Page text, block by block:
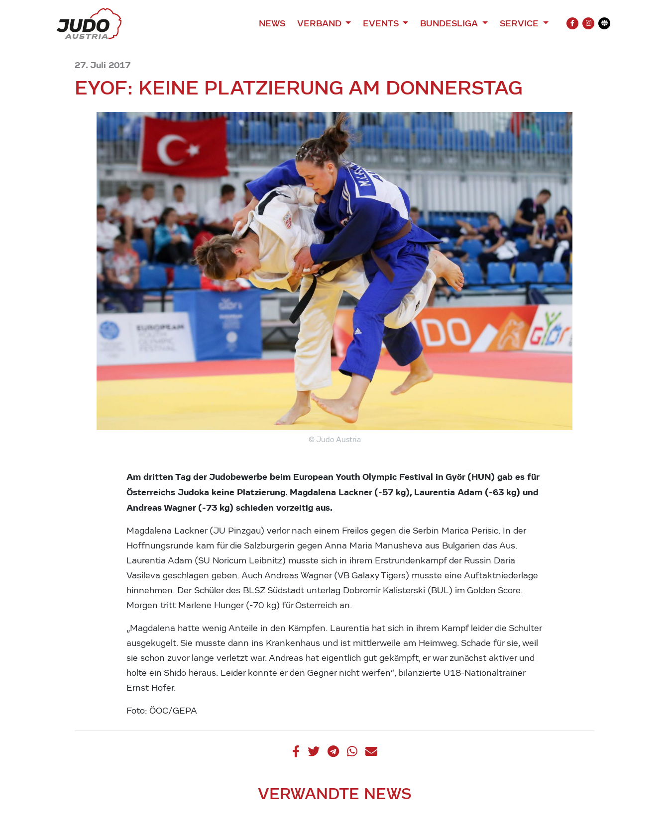
NEWS VERBAND EVENTS BUNDESLIGA SERVICE
FACEBOOK
INSTAGRAM
Übersetzung
27. Juli 2017
EYOF: KEINE PLATZIERUNG AM DONNERSTAG
© Judo Austria
Am dritten Tag der Judobewerbe beim European Youth Olympic Festival in Györ (HUN) gab es für
Österreichs Judoka keine Platzierung. Magdalena Lackner (-57 kg), Laurentia Adam (-63 kg) und
Andreas Wagner (-73 kg) schieden vorzeitig aus.
Magdalena Lackner (JU Pinzgau) verlor nach einem Freilos gegen die Serbin Marica Perisic. In der
Hoffnungsrunde kam für die Salzburgerin gegen Anna Maria Manusheva aus Bulgarien das Aus.
Laurentia Adam (SU Noricum Leibnitz) musste sich in ihrem Erstrundenkampf der Russin Daria
Vasileva geschlagen geben. Auch Andreas Wagner (VB Galaxy Tigers) musste eine Auftaktniederlage
hinnehmen. Der Schüler des BLSZ Südstadt unterlag Dobromir Kalisterski (BUL) im Golden Score.
Morgen tritt Marlene Hunger (-70 kg) für Österreich an.
„Magdalena hatte wenig Anteile in den Kämpfen. Laurentia hat sich in ihrem Kampf leider die Schulter
ausgekugelt. Sie musste dann ins Krankenhaus und ist mittlerweile am Heimweg. Schade für sie, weil
sie schon zuvor lange verletzt war. Andreas hat eigentlich gut gekämpft, er war zunächst aktiver und
holte ein Shido heraus. Leider konnte er den Gegner nicht werfen“, bilanzierte U18-Nationaltrainer
Ernst Hofer.
Foto: ÖOC/GEPA
VERWANDTE NEWS